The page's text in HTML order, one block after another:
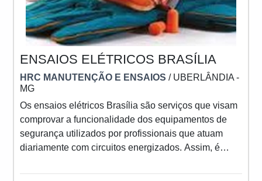
ENSAIOS ELÉTRICOS BRASÍLIA
HRC MANUTENÇÃO E ENSAIOS / UBERLÂNDIA -
MG
Os ensaios elétricos Brasília são serviços que visam
comprovar a funcionalidade dos equipamentos de
segurança utilizados por profissionais que atuam
diariamente com circuitos energizados. Assim, é
que além de ter um time de profissionais treinados,